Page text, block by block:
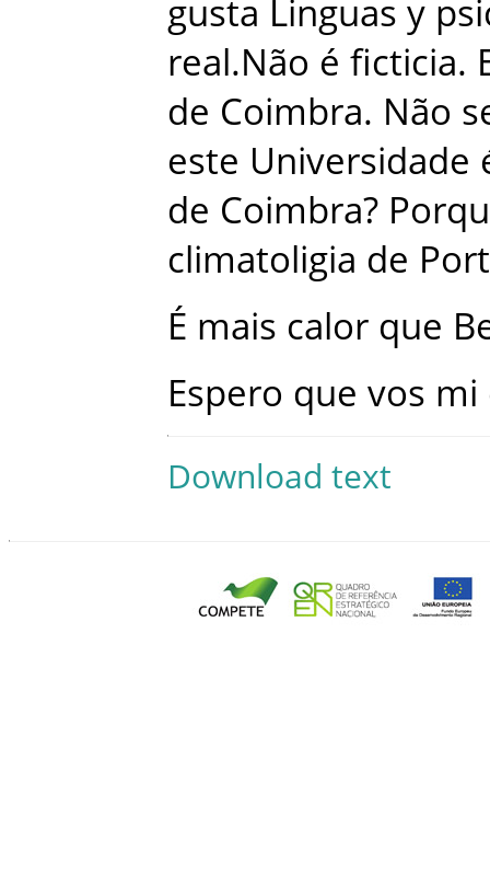
gusta Linguas y
real.Não é ficticia.
de Coimbra. Não
este Universidade
de Coimbra?
climatoligia de
É mais calor que
Espero que vos mi
Download text